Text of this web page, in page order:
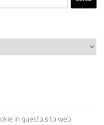
in questo sito web